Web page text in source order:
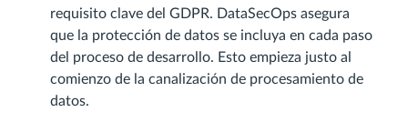
requisito clave del GDPR. DataSecOps asegura
que la protección de datos se incluya en cada paso
del proceso de desarrollo. Esto empieza justo al
comienzo de la canalización de procesamiento de
datos.